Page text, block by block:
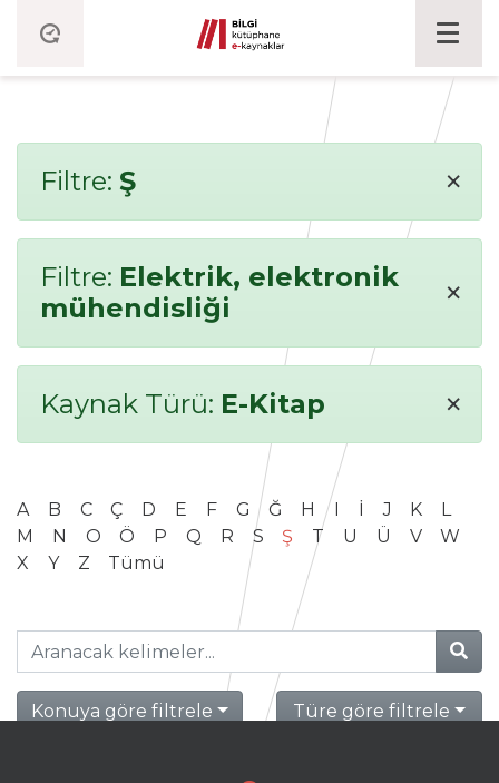
Filtre: Ş ×
Filtre: Elektrik, elektronik
mühendisliği
×
Kaynak Türü: E-Kitap ×
A B C Ç D E F G Ğ H I İ J K
L
M
N O Ö P Q R S Ş T U Ü V
W
X
Y Z Tümü
Konuya göre filtrele Türe göre filtrele